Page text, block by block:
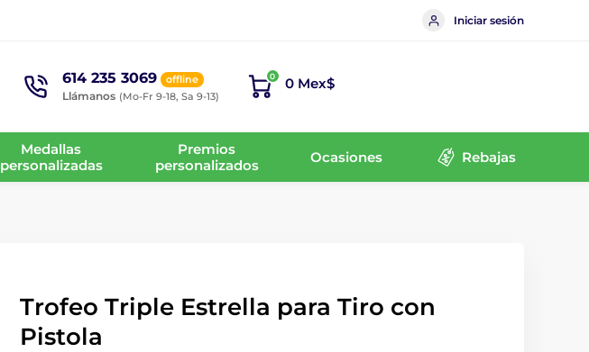
Iniciar sesión
614 235 3069 offline
Llámanos (Mo-Fr 9-18, Sa 9-13)
0 0 Mex$
Medallas
personalizadas
Premios
personalizados
Ocasiones Rebajas
Trofeo Triple Estrella para Tiro con
Pistola